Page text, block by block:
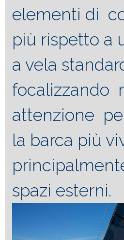
elementi di
più rispetto a
a vela
focalizzando
attenzione
la barca più
spazi esterni.